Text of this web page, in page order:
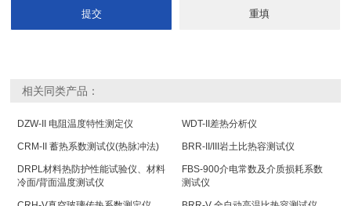
相关同类产品：
DZW-II 电阻温度特性测定仪 WDT-II差热分析仪
CRM-II 蓄热系数测试仪(热脉冲法) BRR-II/III岩土比热容测试仪
DRPL材料热防护性能试验仪、材料
冷面/背面温度测试仪
FBS-900介电常数及介质损耗系数
测试仪